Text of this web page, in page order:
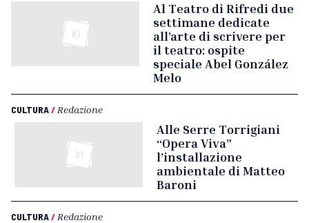
Al Teatro di Rifredi due
settimane dedicate
all’arte di scrivere per
il teatro: ospite
speciale Abel González
Melo
CULTURA/ Redazione
Alle Serre Torrigiani
“Opera Viva”
l’installazione
ambientale di Matteo
Baroni
CULTURA/ Redazione